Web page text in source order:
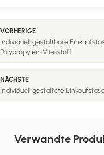
VORHERIGE
Individuell gestaltbare
Polypropylen-Vliesstoff
NÄCHSTE
Individuell gestaltete
Verwandte